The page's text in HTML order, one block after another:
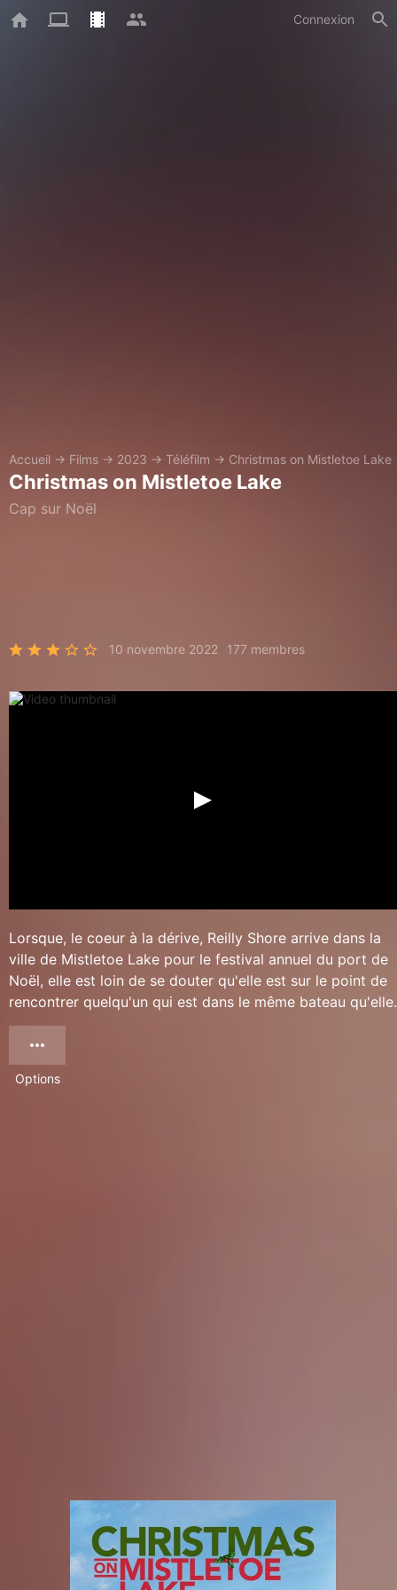
Connexion
Accueil → Films → 2023 → Téléfilm → Christmas on Mistletoe Lake
Christmas on Mistletoe Lake
Cap sur Noël
10 novembre 2022 177 membres
Lorsque, le coeur à la dérive, Reilly Shore arrive dans la
ville de Mistletoe Lake pour le festival annuel du port de
Noël, elle est loin de se douter qu'elle est sur le point de
rencontrer quelqu'un qui est dans le même bateau qu'elle.
Options